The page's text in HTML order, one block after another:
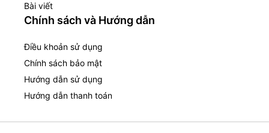
Bài viết
Chính sách và Hướng dẫn
Điều khoản sử dụng
Chính sách bảo mật
Hướng dẫn sử dụng
Hướng dẫn thanh toán